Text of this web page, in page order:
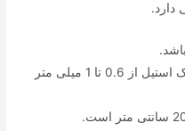
دارد.
ضخامت ورق بسیاری از مدل های سینک استیل از 0.6 تا 1 میلی متر